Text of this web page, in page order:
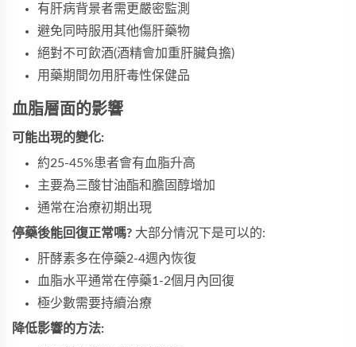
有肝病背景者需更嚴密監測
避免同時服用其他傷肝藥物
絕對不可飲酒(酒精會加重肝臟負擔)
用藥期間勿用肝毒性保健品
血脂層面的影響
可能出現的變化:
約25-45%患者會有血脂升高
主要為三酸甘油酯和膽固醇增加
通常在治療初期出現
停藥後能回復正常嗎? 大部分情況下是可以的:
肝酵素多在停藥2-4週內恢復
血脂水平通常在停藥1-2個月內回復
極少數需要持續治療
降低影響的方法: